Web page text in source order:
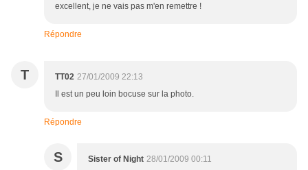
excellent, je ne vais pas m'en remettre !
Répondre
T TT02 27/01/2009 22:13
Il est un peu loin bocuse sur la photo.
Répondre
S Sister of Night 28/01/2009 00:11